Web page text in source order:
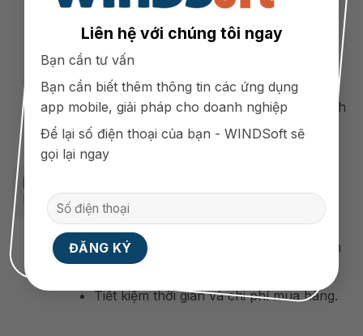
Liên hệ với chúng tôi ngay
Bạn cần tư vấn
Bạn cần biết thêm thông tin các ứng dụng
app mobile, giải pháp cho doanh nghiệp
Để lại số điện thoại của bạn - WINDSoft sẽ
gọi lại ngay
Mở rộng kênh phân phối đến nhiều
khách hàng hơn.
Nâng cao trải nghiệm, xây dựng lòng
trung thành tới khách hàng.
Thuận tiện hơn trong việc quản lý khách
hàng.
Cập nhật thông tin về sản phẩm nhanh
chóng.
Hưởng các ưu đãi dành riêng cho thành
viên.
Tiết kiệm thời gian và chi phí mua hàng.